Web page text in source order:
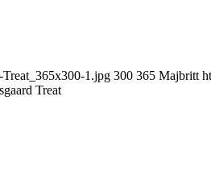
1.jpg 300 365 Majbritt
Treat